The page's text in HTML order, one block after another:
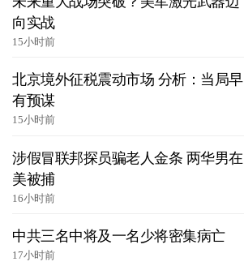
向实战
15小时前
北京境外征税震动市场 分析：当局早
有预谋
15小时前
涉假冒联邦探员骗老人金条 两华男在
美被捕
16小时前
中共三名中将及一名少将密集病亡
17小时前